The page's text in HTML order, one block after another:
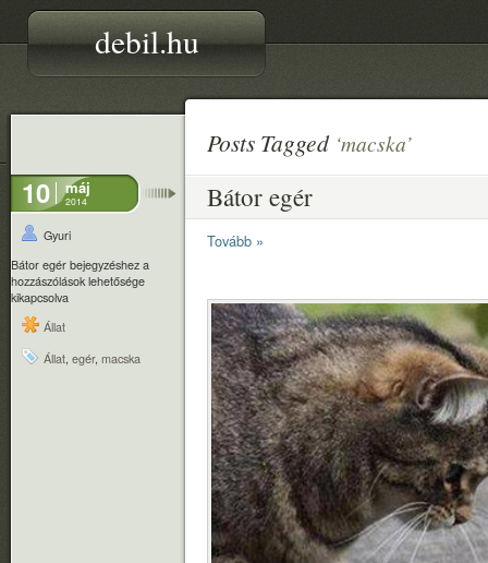
debil.hu
Posts Tagged ‘macska’
10 máj
2014
Gyuri
Bátor egér bejegyzéshez a
hozzászólások lehetősége
kikapcsolva
Állat
Állat, egér, macska
Bátor egér
Tovább »